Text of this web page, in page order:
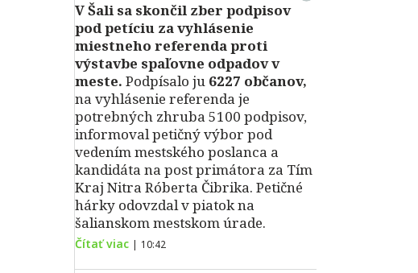
V Šali sa skončil zber podpisov
pod petíciu za vyhlásenie
miestneho referenda proti
výstavbe spaľovne odpadov v
meste. Podpísalo ju 6227 občanov,
na vyhlásenie referenda je
potrebných zhruba 5100 podpisov,
informoval petičný výbor pod
vedením mestského poslanca a
kandidáta na post primátora za Tím
Kraj Nitra Róberta Čibrika. Petičné
hárky odovzdal v piatok na
šalianskom mestskom úrade.
Čítať viac | 10:42